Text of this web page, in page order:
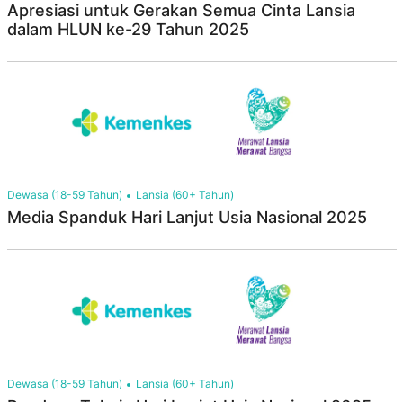
Apresiasi untuk Gerakan Semua Cinta Lansia
dalam HLUN ke-29 Tahun 2025
Dewasa (18-59 Tahun) Lansia (60+ Tahun)
Media Spanduk Hari Lanjut Usia Nasional 2025
Dewasa (18-59 Tahun) Lansia (60+ Tahun)